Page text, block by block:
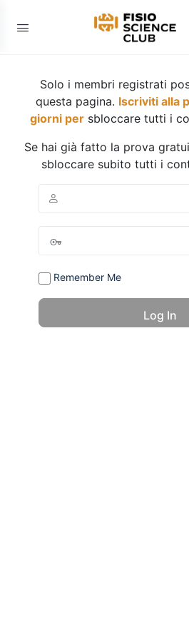
Solo i membri registrati
questa pagina. Iscriviti alla
giorni per sbloccare tutti i
Se hai già fatto la prova
sbloccare subito tutti i
Remember Me